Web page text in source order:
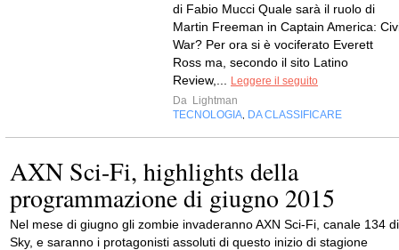
di Fabio Mucci Quale sarà il ruolo di
Martin Freeman in Captain America:
War? Per ora si è vociferato Everett
Ross ma, secondo il sito Latino
Review,...
Leggere il seguito
Da Lightman
TECNOLOGIA DA CLASSIFICARE
AXN Sci-Fi, highlights della
programmazione di giugno 2015
Nel mese di giugno gli zombie invaderanno AXN Sci-Fi, canale 134 di
Sky, e saranno i protagonisti assoluti di questo inizio di stagione